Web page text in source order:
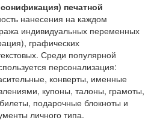
печатной
нанесения на каждом
индивидуальных переменных
графических
Среди популярной
персонализация:
конверты, именные
купоны, талоны, грамоты,
подарочные блокноты и
личного типа.